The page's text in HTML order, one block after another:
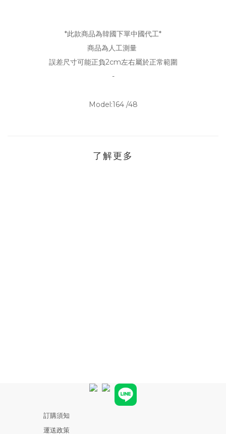
*此款商品為韓國下單中國代工*
商品為人工測量
誤差尺寸可能正負2cm左右屬於正常範圍
-
Model:164 /48
了解更多
訂購須知
運送政策